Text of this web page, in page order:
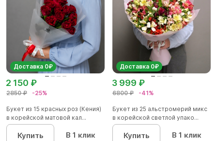
Доставка 0₽
2850 ₽ -25%
2 150 ₽
Букет из 15 красных роз (Кения)
в корейской матовой кал...
Купить В 1 клик
Доставка 0₽
6800 ₽ -41%
3 999 ₽
Букет из 25 альстромерий микс
в корейской светлой упако...
Купить В 1 клик